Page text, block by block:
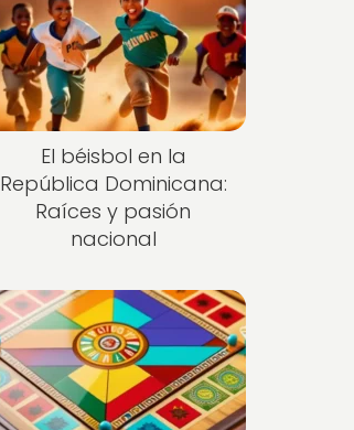
El béisbol en la
República Dominicana:
Raíces y pasión
nacional